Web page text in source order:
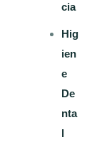
cia
Hig
ien
e
De
nta
l